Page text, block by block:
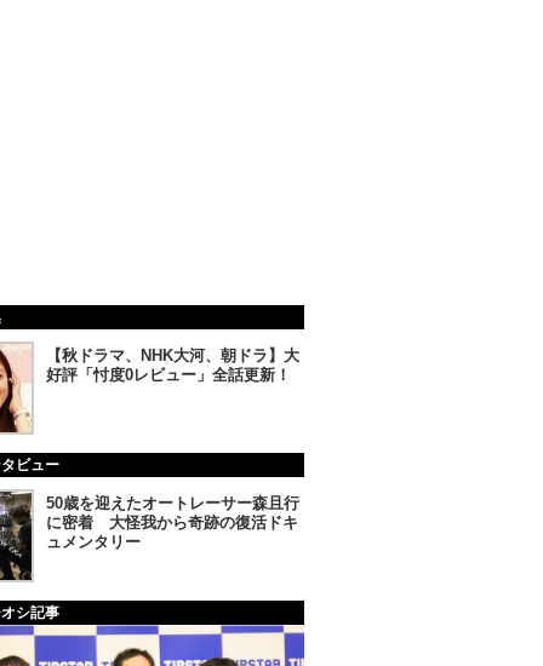
【秋ドラマ、NHK大河、朝ドラ】大
好評「忖度0レビュー」全話更新！
ビュー
50歳を迎えたオートレーサー森且行
に密着 大怪我から奇跡の復活ドキ
ュメンタリー
シ記事